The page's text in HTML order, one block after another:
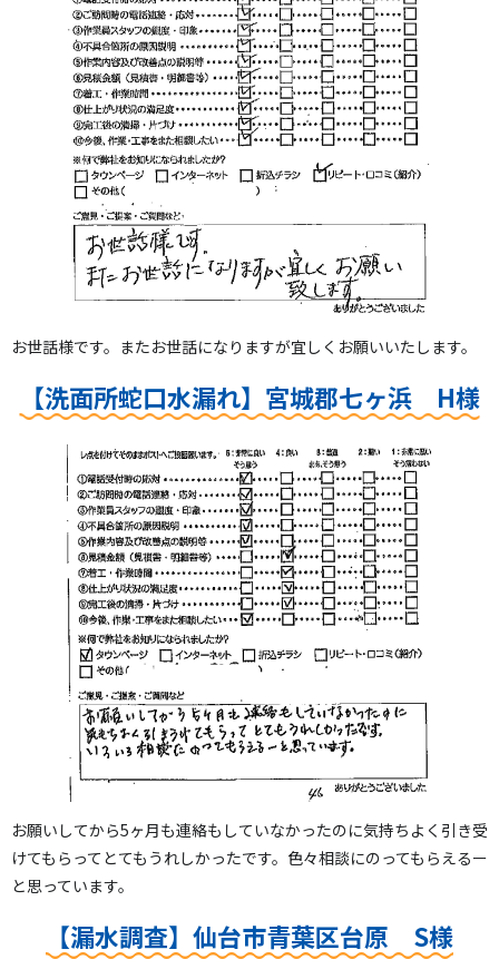
お世話様です。またお世話になりますが宜しくお願いいたします。
【洗面所蛇口水漏れ】宮城郡七ヶ浜 H様
お願いしてから5ヶ月も連絡もしていなかったのに気持ちよく引き受
けてもらってとてもうれしかったです。色々相談にのってもらえるー
と思っています。
【漏水調査】仙台市青葉区台原 S様